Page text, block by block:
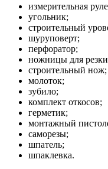
измерительная
угольник;
строительный
шуруповерт;
перфоратор;
ножницы для резки
строительный нож;
молоток;
зубило;
комплект откосов;
герметик;
монтажный
саморезы;
шпатель;
шпаклевка.